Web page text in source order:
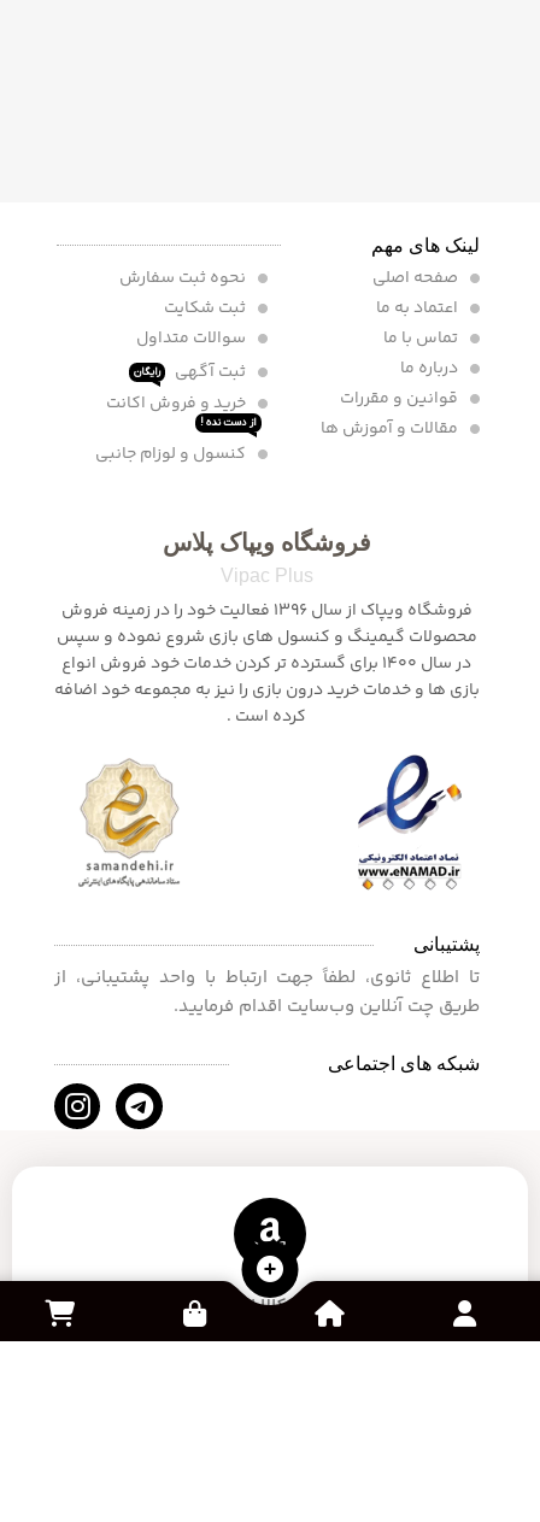
لینک های مهم
صفحه اصلی
اعتماد به ما
تماس با ما
درباره ما
قوانین و مقررات
مقالات و آموزش ها
نحوه ثبت سفارش
ثبت شکایت
سوالات متداول
ثبت آگهی
رایگان
خرید و فروش اکانت
از دست نده !
کنسول و لوزام جانبی
فروشگاه ویپاک پلاس
Vipac Plus
فروشگاه ویپاک از سال 1396 فعالیت خود را در زمینه فروش
محصولات گیمینگ و کنسول های بازی شروع نموده و سپس
در سال 1400 برای گسترده تر کردن خدمات خود فروش انواع
بازی ها و خدمات خرید درون بازی را نیز به مجموعه خود اضافه
کرده است .
پشتیبانی
تا اطلاع ثانوی، لطفاً جهت ارتباط با واحد پشتیبانی، از
طریق چت آنلاین وب‌سایت اقدام فرمایید.
شبکه های اجتماعی
سفارش کالا از آمازون